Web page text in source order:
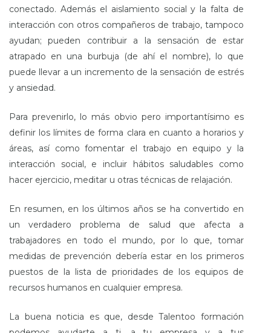
conectado. Además el aislamiento social y la falta de
interacción con otros compañeros de trabajo, tampoco
ayudan; pueden contribuir a la sensación de estar
atrapado en una burbuja (de ahí el nombre), lo que
puede llevar a un incremento de la sensación de estrés
y ansiedad.
Para prevenirlo, lo más obvio pero importantísimo es
definir los límites de forma clara en cuanto a horarios y
áreas, así como fomentar el trabajo en equipo y la
interacción social, e incluir hábitos saludables como
hacer ejercicio, meditar u otras técnicas de relajación.
En resumen, en los últimos años se ha convertido en
un verdadero problema de salud que afecta a
trabajadores en todo el mundo, por lo que, tomar
medidas de prevención debería estar en los primeros
puestos de la lista de prioridades de los equipos de
recursos humanos en cualquier empresa.
La buena noticia es que, desde Talentoo formación